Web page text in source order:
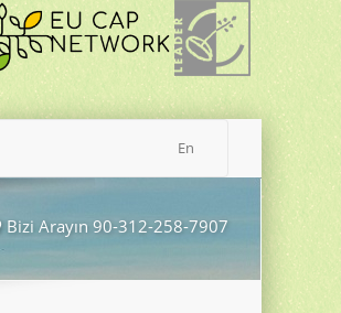
En
Bizi Arayın 90-312-258-7907